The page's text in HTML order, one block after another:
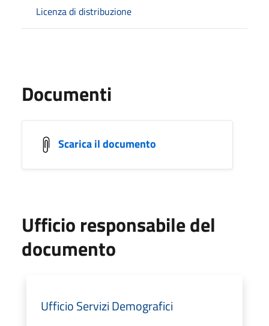
Licenza di distribuzione
Documenti
Scarica il documento
Ufficio responsabile del
documento
Ufficio Servizi Demografici